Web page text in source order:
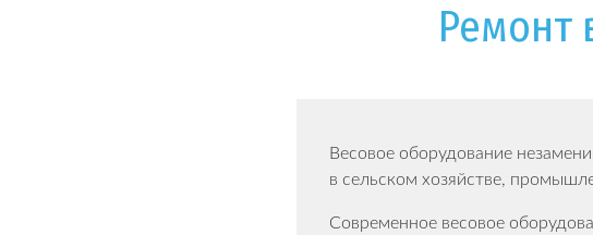
Ремонт
Весовое оборудование
в сельском хозяйстве,
Современное весовое